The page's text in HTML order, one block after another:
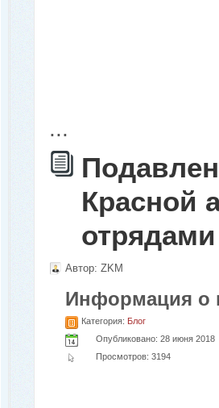
...
Красной
отрядами
Автор: ZKM
Информация о
Категория: Блог
Опубликовано: 28 июня 2018
Просмотров: 3194